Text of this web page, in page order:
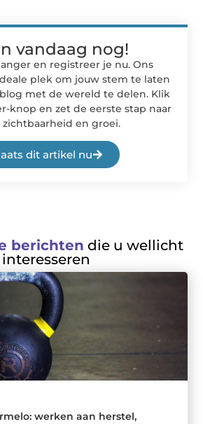
vandaag nog!
en registreer je nu. Ons
plek om jouw stem te laten
met de wereld te delen. Klik
knop en zet de eerste stap naar
zichtbaarheid en groei.
dit artikel nu
berichten die u wellicht
interesseren
werken aan herstel,